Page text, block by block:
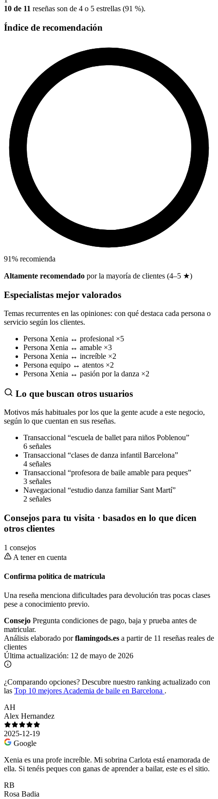
10 de 11 reseñas son de 4 o 5 estrellas (91 %).
Índice de recomendación
91% recomienda
Altamente recomendado por la mayoría de clientes (4–5 ★)
Especialistas mejor valorados
Temas recurrentes en las opiniones: con qué destaca cada persona o
servicio según los clientes.
Persona Xenia ↔ profesional ×5
Persona Xenia ↔ amable ×3
Persona Xenia ↔ increíble ×2
Persona equipo ↔ atentos ×2
Persona Xenia ↔ pasión por la danza ×2
Lo que buscan otros usuarios
Motivos más habituales por los que la gente acude a este negocio,
según lo que cuentan en sus reseñas.
Transaccional “escuela de ballet para niños Poblenou”
6 señales
Transaccional “clases de danza infantil Barcelona”
4 señales
Transaccional “profesora de baile amable para peques”
3 señales
Navegacional “estudio danza familiar Sant Martí”
2 señales
Consejos para tu visita · basados en lo que dicen
otros clientes
1 consejos
A tener en cuenta
Confirma política de matrícula
Una reseña menciona dificultades para devolución tras pocas clases
pese a conocimiento previo.
Consejo Pregunta condiciones de pago, baja y prueba antes de
matricular.
Análisis elaborado porflamingods.es a partir de 11 reseñas reales de
clientes
Última actualización: 12 de mayo de 2026
¿Comparando opciones? Descubre nuestro ranking actualizado con
las Top 10 mejores Academia de baile en Barcelona .
AH
Alex Hernandez
2025-12-19
Google
Xenia es una profe increíble. Mi sobrina Carlota está enamorada de
ella. Si tenéis peques con ganas de aprender a bailar, este es el sitio.
RB
Rosa Badia